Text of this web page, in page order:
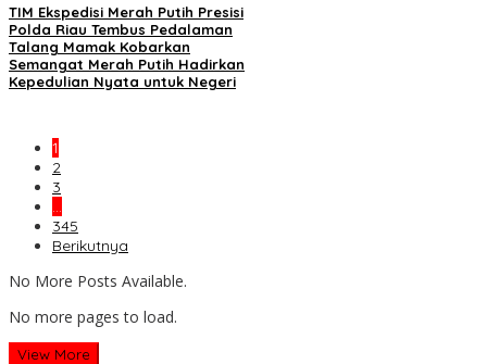
TIM Ekspedisi Merah Putih Presisi
Polda Riau Tembus Pedalaman
Talang Mamak Kobarkan
Semangat Merah Putih Hadirkan
Kepedulian Nyata untuk Negeri
1
2
3
…
345
Berikutnya
No More Posts Available.
No more pages to load.
View More